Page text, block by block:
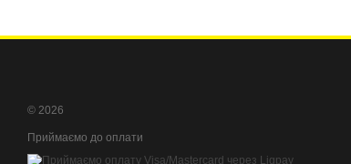
© 2026
Приймаємо до оплати